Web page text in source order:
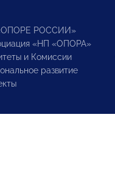
РОССИИ»
«НП «ОПОРА»
и Комиссии
развитие